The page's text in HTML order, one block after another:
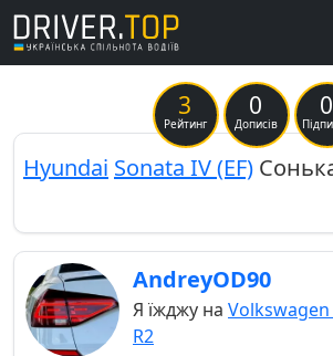
3
Рейтинг
0
Дописів
0
Previous
Hyundai Sonata IV (EF)
AndreyOD90
Я їжджу на Volkswagen
R2